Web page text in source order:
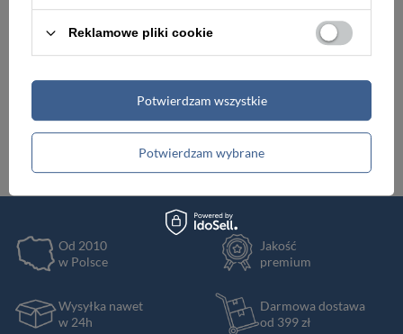
Plecaki Portfele
Od 2010
w Polsce
Jakość
premium
Wysyłka nawet
w 24h
Darmowa dostawa
od 399 zł
Reklamowe pliki cookie
Potwierdzam wybrane
Potwierdzam wszystkie